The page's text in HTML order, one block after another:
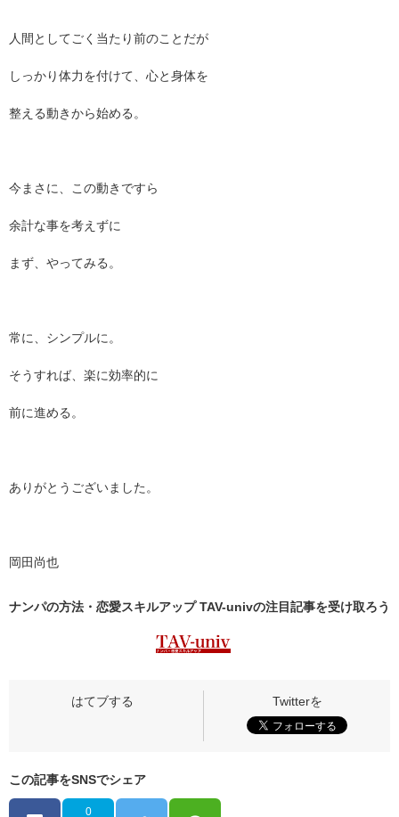
人間としてごく当たり前のことだが
しっかり体力を付けて、心と身体を
整える動きから始める。
今まさに、この動きですら
余計な事を考えずに
まず、やってみる。
常に、シンプルに。
そうすれば、楽に効率的に
前に進める。
ありがとうございました。
岡田尚也
ナンパの方法・恋愛スキルアップ TAV-univの注目記事を受け取ろう
この記事をSNSでシェア
0